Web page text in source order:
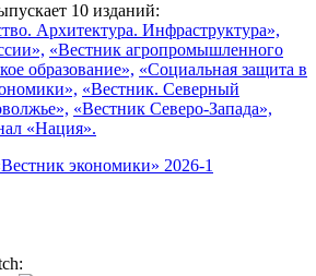
10 изданий:
Архитектура. Инфраструктура»,
«Вестник агропромышленного
образование», «Социальная защита в
«Вестник. Северный
«Вестник Северо-Запада»,
«Нация».